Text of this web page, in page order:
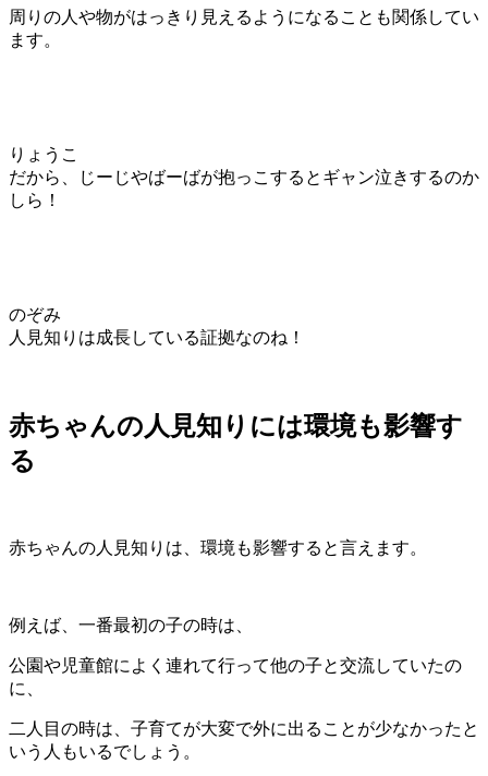
周りの人や物がはっきり見えるようになることも関係してい
ます。
りょうこ
だから、じーじやばーばが抱っこするとギャン泣きするのか
しら！
のぞみ
人見知りは成長している証拠なのね！
赤ちゃんの人見知りには環境も影響す
る
赤ちゃんの人見知りは、環境も影響すると言えます。
例えば、一番最初の子の時は、
公園や児童館によく連れて行って他の子と交流していたの
に、
二人目の時は、子育てが大変で外に出ることが少なかったと
いう人もいるでしょう。